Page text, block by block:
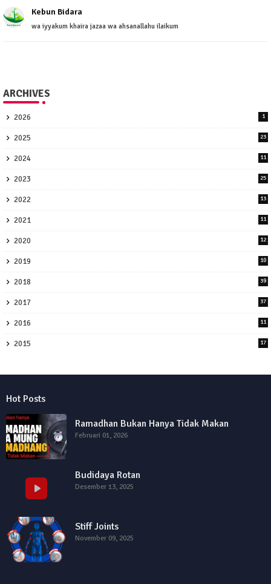
Kebun Bidara
wa iyyakum khaira jazaa wa ahsanallahu ilaikum
ARCHIVES
2026 1
2025 23
2024 11
2023 25
2022 13
2021 11
2020 12
2019 10
2018 39
2017 37
2016 11
2015 17
Hot Posts
Ramadhan Bukan Hanya Tidak Makan
Februari 01, 2026
Budidaya Rotan
Desember 13, 2025
Stiff Joints
November 09, 2025